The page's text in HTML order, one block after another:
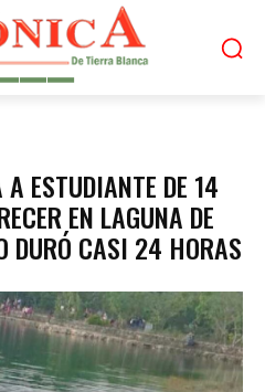
ESTUDIANTE DE 14
EN LAGUNA DE
DURÓ CASI 24 HORAS